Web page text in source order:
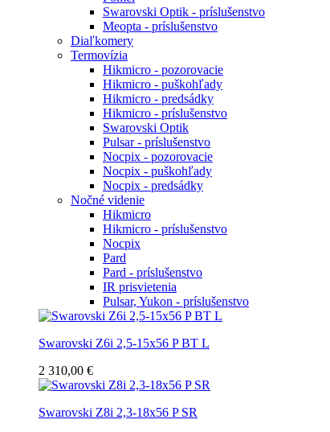
Swarovski Optik - príslušenstvo
Meopta - príslušenstvo
Diaľkomery
Termovízia
Hikmicro - pozorovacie
Hikmicro - puškohľady
Hikmicro - predsádky
Hikmicro - príslušenstvo
Swarovski Optik
Pulsar - príslušenstvo
Nocpix - pozorovacie
Nocpix - puškohľady
Nocpix - predsádky
Nočné videnie
Hikmicro
Hikmicro - príslušenstvo
Nocpix
Pard
Pard - príslušenstvo
IR prisvietenia
Pulsar, Yukon - príslušenstvo
Swarovski Z6i 2,5-15x56 P BT L
2 310,00 €
Swarovski Z8i 2,3-18x56 P SR